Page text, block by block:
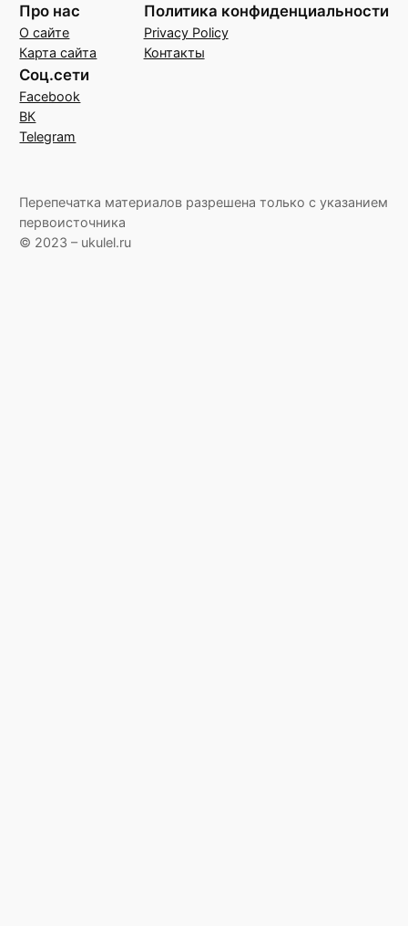
Про нас
О сайте
Карта сайта
Политика конфиденциальности
Privacy Policy
Контакты
Соц.сети
Facebook
ВК
Telegram
Перепечатка материалов разрешена только с указанием
первоисточника
© 2023 – ukulel.ru